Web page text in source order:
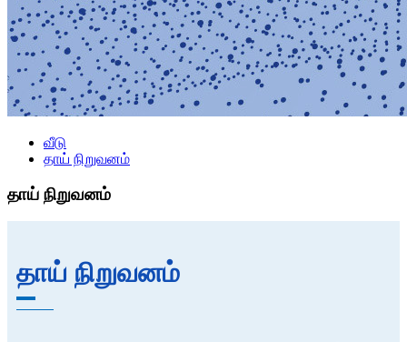
வீடு
தாய் நிறுவனம்
தாய் நிறுவனம்
தாய் நிறுவனம்